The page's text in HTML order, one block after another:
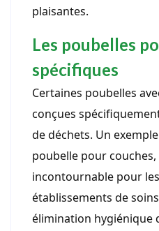
plaisantes.
Les poubelles
spécifiques
Certaines poubelles
conçues
de déchets. Un
poubelle pour
incontournable pour
établissements de
élimination hygiénique